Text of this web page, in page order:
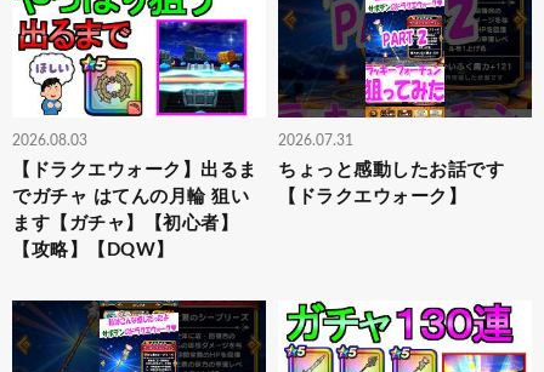
2026.08.03
【ドラクエウォーク】出るま
でガチャ はてんの月輪 狙い
ます【ガチャ】【初心者】
【攻略】【DQW】
2026.07.31
ちょっと感動したお話です
【ドラクエウォーク】